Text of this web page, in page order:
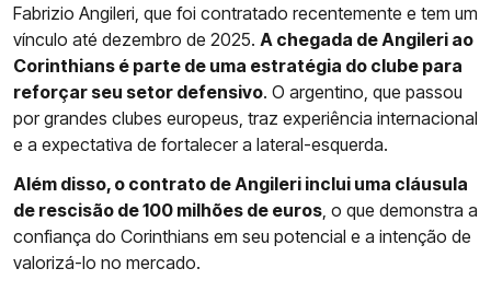
Fabrizio Angileri, que foi contratado recentemente e tem um
vínculo até dezembro de 2025. A chegada de Angileri ao
Corinthians é parte de uma estratégia do clube para
reforçar seu setor defensivo. O argentino, que passou
por grandes clubes europeus, traz experiência internacional
e a expectativa de fortalecer a lateral-esquerda.
Além disso, o contrato de Angileri inclui uma cláusula
de rescisão de 100 milhões de euros, o que demonstra a
confiança do Corinthians em seu potencial e a intenção de
valorizá-lo no mercado.